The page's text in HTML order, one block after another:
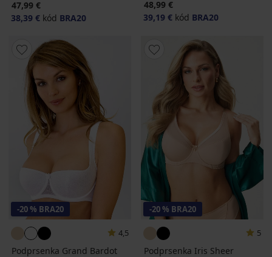
47,99 €
38,39 € kód BRA20
48,99 €
39,19 € kód BRA20
-20 % BRA20
4,5
Podprsenka Grand Bardot
-20 % BRA20
5
Podprsenka Iris Sheer